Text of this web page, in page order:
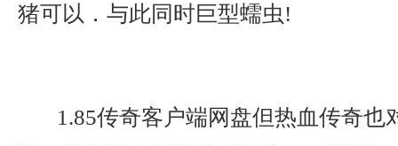
猪可以．与此同时巨型蠕虫!
1.85传奇客户端网盘但热血传奇也